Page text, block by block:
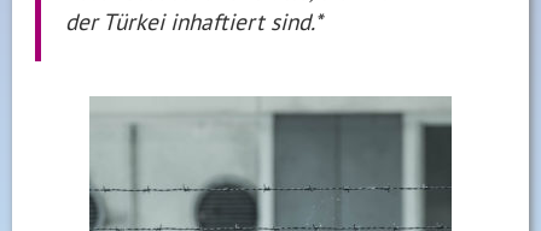
der Türkei inhaftiert sind.*